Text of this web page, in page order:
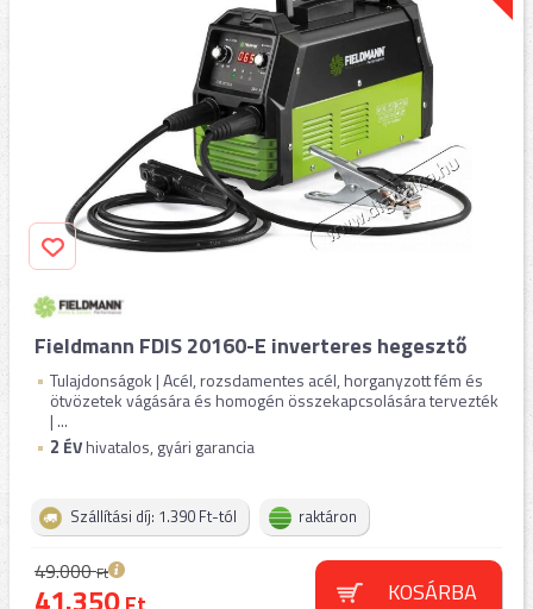
Fieldmann FDIS 20160-E inverteres hegesztő
Tulajdonságok | Acél, rozsdamentes acél, horganyzott fém és
ötvözetek vágására és homogén összekapcsolására tervezték
| ...
2 ÉVhivatalos, gyári garancia
Szállítási díj: 1.390 Ft-tól raktáron
49.000Ft
KOSÁRBA